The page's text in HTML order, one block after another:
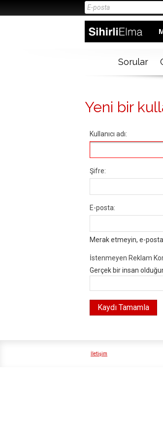
Sorular
Yeni bir
Kullanıcı adı:
Şifre:
E-posta:
Merak etmeyin, e-
İstenmeyen Reklam
Gerçek bir insan
İletişim